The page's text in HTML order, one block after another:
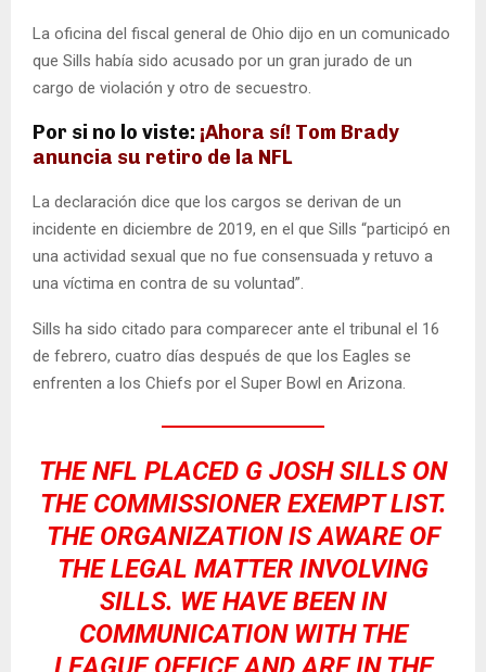
La oficina del fiscal general de Ohio dijo en un comunicado
que Sills había sido acusado por un gran jurado de un
cargo de violación y otro de secuestro.
Por si no lo viste: ¡Ahora sí! Tom Brady
anuncia su retiro de la NFL
La declaración dice que los cargos se derivan de un
incidente en diciembre de 2019, en el que Sills “participó en
una actividad sexual que no fue consensuada y retuvo a
una víctima en contra de su voluntad”.
Sills ha sido citado para comparecer ante el tribunal el 16
de febrero, cuatro días después de que los Eagles se
enfrenten a los Chiefs por el Super Bowl en Arizona.
THE NFL PLACED G JOSH SILLS ON
THE COMMISSIONER EXEMPT LIST.
THE ORGANIZATION IS AWARE OF
THE LEGAL MATTER INVOLVING
SILLS. WE HAVE BEEN IN
COMMUNICATION WITH THE